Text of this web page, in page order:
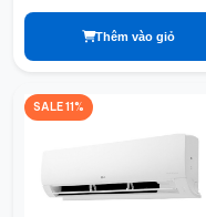
Thêm vào giỏ
SALE 11%